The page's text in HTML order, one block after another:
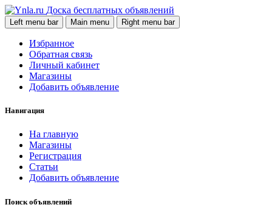
Доска бесплатных объявлений
Left menu bar Main menu Right menu bar
Избранное
Обратная связь
Личный кабинет
Магазины
Добавить объявление
Навигация
На главную
Магазины
Регистрация
Статьи
Добавить объявление
Поиск объявлений